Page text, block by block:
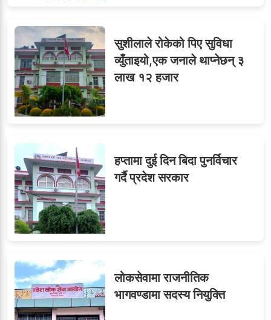
७
८जुनियरलाई दोहोरो जिम्मेवारी,
मन्त्रालयभित्र असन्तुष्टि
९ओएनएमका नाममा अत्याचार :
सब–इन्जिनियरहरुको गम्भीर
ध्यानाकर्षण
सुशीलाले रोकेको पिए सुविधा
व्युँताइयो,एक जनाले थाप्नेछन् ३
लाख १२ हजार
हप्तामा दुई दिन बिदा पुनर्विचार
गर्दै प्रदेश सरकार
लोकसेवामा राजनीतिक
भागवण्डामा सदस्य नियुक्ति